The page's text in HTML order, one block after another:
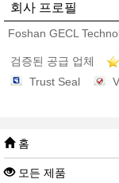
회사 프로필
Foshan GECL
검증된 공급 업체
Trust Seal
홈
모든 제품